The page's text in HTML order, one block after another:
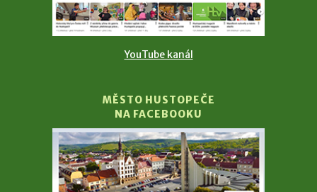
YouTube kanál
MĚSTO HUSTOPEČE
NA FACEBOOKU